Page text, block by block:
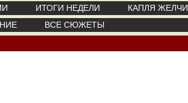
ИТОГИ НЕДЕЛИ КАПЛЯ ЖЕЛЧИ
ВСЕ СЮЖЕТЫ